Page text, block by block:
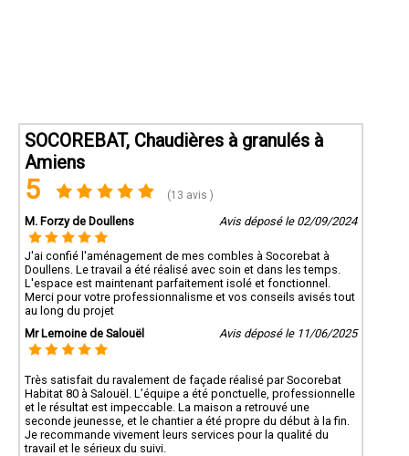
SOCOREBAT, Chaudières à granulés à
Amiens
5 (13 avis )
M. Forzy de Doullens Avis déposé le 02/09/2024
J'ai confié l'aménagement de mes combles à Socorebat à
Doullens. Le travail a été réalisé avec soin et dans les temps.
L'espace est maintenant parfaitement isolé et fonctionnel.
Merci pour votre professionnalisme et vos conseils avisés tout
au long du projet
Mr Lemoine de Salouël
Avis déposé le 11/06/2025
Très satisfait du ravalement de façade réalisé par Socorebat
Habitat 80 à Salouël. L’équipe a été ponctuelle, professionnelle
et le résultat est impeccable. La maison a retrouvé une
seconde jeunesse, et le chantier a été propre du début à la fin.
Je recommande vivement leurs services pour la qualité du
travail et le sérieux du suivi.